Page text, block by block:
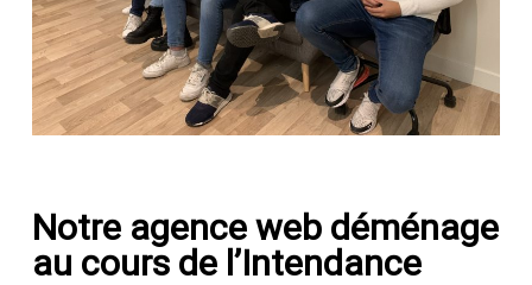
Notre agence web déménage
au cours de l’Intendance